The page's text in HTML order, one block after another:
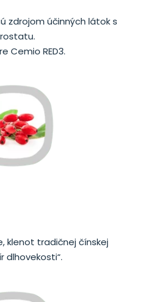
zdrojom účinných látok s
Cemio RED3.
klenot tradičnej čínskej
dlhovekosti“.